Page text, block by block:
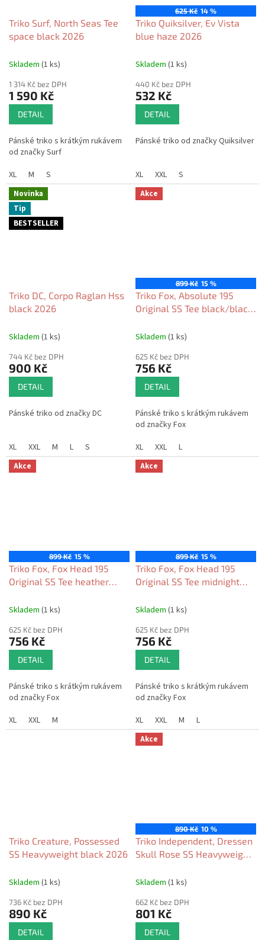
Triko Surf, North Seas Tee
space black 2026
Skladem (1 ks)
1 314 Kč bez DPH
1 590 Kč
DETAIL
Pánské triko s krátkým rukávem
od značky Surf
XL
M S
625 Kč 14 %
Triko Quiksilver, Ev Vista
blue haze 2026
Skladem (1 ks)
440 Kč bez DPH
532 Kč
DETAIL
Pánské triko od značky Quiksilver
XL XXL S
Novinka
Tip
BESTSELLER
Triko DC, Corpo Raglan Hss
black 2026
Skladem (1 ks)
744 Kč bez DPH
900 Kč
DETAIL
Pánské triko od značky DC
XL XXL M L S
Akce
899 Kč 15 %
Triko Fox, Absolute 195
Original SS Tee black/black
Skladem (1 ks)
625 Kč bez DPH
756 Kč
DETAIL
Pánské triko s krátkým rukávem
od značky Fox
XL
XXL L
Akce
899 Kč 15 %
Triko Fox, Fox Head 195
Original SS Tee heather
Skladem (1 ks)
625 Kč bez DPH
756 Kč
DETAIL
Pánské triko s krátkým rukávem
od značky Fox
XL
XXL M
Akce
899 Kč 15 %
Triko Fox, Fox Head 195
Original SS Tee midnight
Skladem (1 ks)
625 Kč bez DPH
756 Kč
DETAIL
Pánské triko s krátkým rukávem
od značky Fox
XL
XXL M L
Triko Creature, Possessed
SS Heavyweight black 2026
Skladem (1 ks)
736 Kč bez DPH
890 Kč
DETAIL
Akce
890 Kč 10 %
Triko Independent, Dressen
Skull Rose SS Heavyweight
Skladem (1 ks)
662 Kč bez DPH
801 Kč
DETAIL